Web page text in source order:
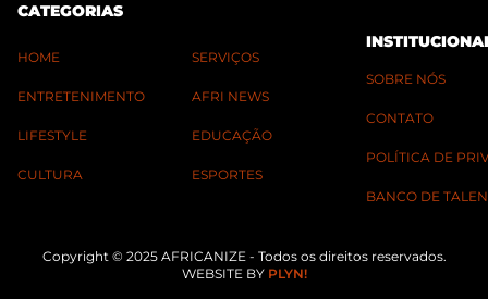
CATEGORIAS
HOME
ENTRETENIMENTO
LIFESTYLE
CULTURA
SERVIÇOS
AFRI NEWS
EDUCAÇÃO
ESPORTES
SOBRE NÓS
CONTATO
POLÍTICA DE
BANCO DE
Copyright © 2025 AFRICANIZE - Todos os direitos reservados.
WEBSITE BY PLYN!